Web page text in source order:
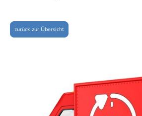
zurück zur Übersicht